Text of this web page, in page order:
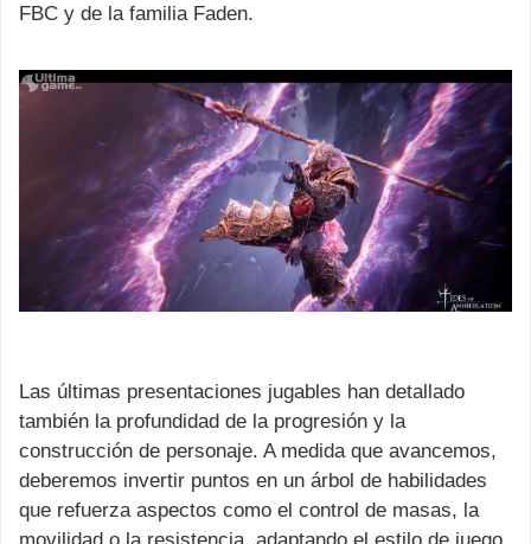
FBC y de la familia Faden.
Las últimas presentaciones jugables han detallado
también la profundidad de la progresión y la
construcción de personaje. A medida que avancemos,
deberemos invertir puntos en un árbol de habilidades
que refuerza aspectos como el control de masas, la